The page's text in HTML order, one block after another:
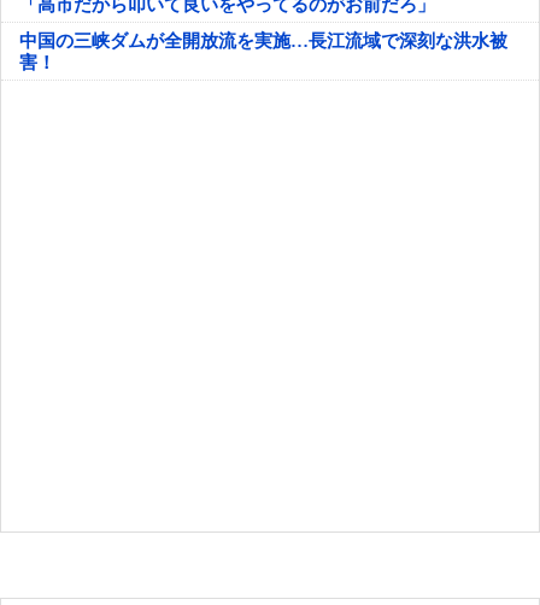
「高市だから叩いて良いをやってるのがお前だろ」
中国の三峡ダムが全開放流を実施…長江流域で深刻な洪水被
害！